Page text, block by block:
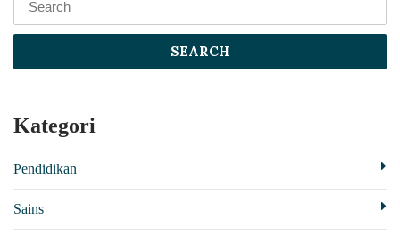
SEARCH
Kategori
Pendidikan
Sains